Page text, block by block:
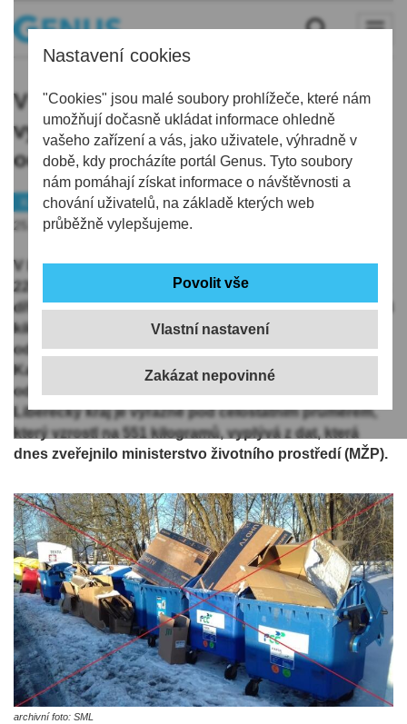
Nastavení cookies
"Cookies" jsou malé soubory prohlížeče, které nám
umožňují dočasně ukládat informace ohledně
vašeho zařízení a vás, jako uživatele, výhradně v
době, kdy procházíte portál Genus. Tyto soubory
nám pomáhají získat informace o návštěvnosti a
chování uživatelů, na základě kterých web
průběžně vylepšujeme.
Vlastní nastavení
V Libereckém kraji se loni
vyprodukovalo méně komunálního
odpadu, 515 kilogramů na hlavu
Kraj
25.11.2020 | 16:31
V Libereckém kraji vyprodukovaly loni domácnosti
228.000 tun odpadu, to je o tři procenta méně než o rok
dříve. V přepočtu na obyvatele je to 515 kilogramů, o 18
kilogramů méně než předloni. Méně komunálního
odpadu v přepočtu na obyvatele vyprodukovali jen v
Karlovarském kraji, snížení objemu komunálního
odpadu zaznamenali také v Olomouckém kraji.
Liberecký kraj je výrazně pod celostátním průměrem,
který vzrostl na 551 kilogramů, vyplývá z dat, která
dnes zveřejnilo ministerstvo životního prostředí (MŽP).
archivní foto: SML